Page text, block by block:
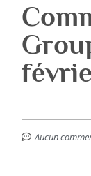
Aucun